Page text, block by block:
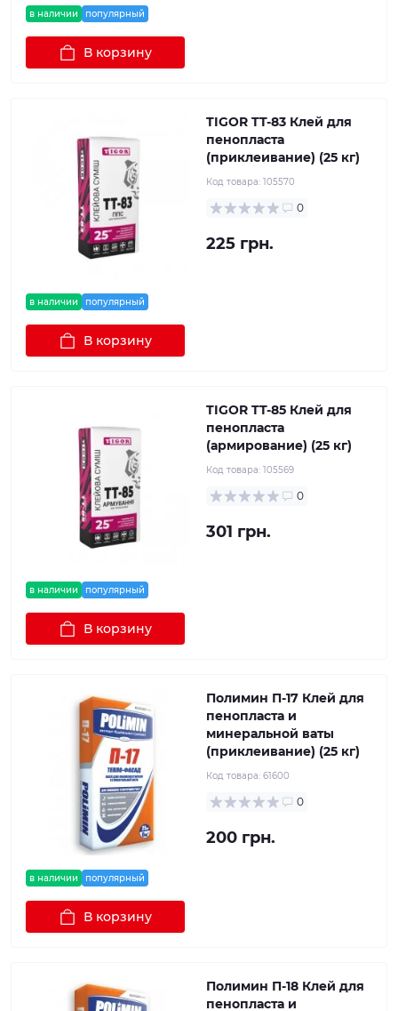
в наличии популярный
В корзину
в наличии популярный
TIGOR TT-83 Клей для
пенопласта
(приклеивание) (25 кг)
Код товара: 105570
0
225 грн.
В корзину
в наличии популярный
TIGOR TT-85 Клей для
пенопласта
(армирование) (25 кг)
Код товара: 105569
0
301 грн.
В корзину
в наличии популярный
Полимин П-17 Клей для
пенопласта и
минеральной ваты
(приклеивание) (25 кг)
Код товара: 61600
0
200 грн.
В корзину
Полимин П-18 Клей для
пенопласта и